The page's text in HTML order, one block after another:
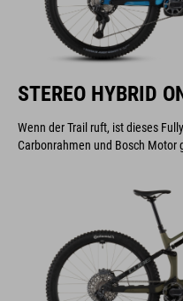
STEREO HYBRID
Wenn der Trail ruft, ist dieses
Carbonrahmen und Bosch Motor